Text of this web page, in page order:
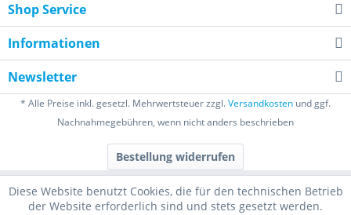
Shop Service
Informationen
Newsletter
* Alle Preise inkl. gesetzl. Mehrwertsteuer zzgl.Versandkosten und ggf.
Nachnahmegebühren, wenn nicht anders beschrieben
Bestellung widerrufen
Diese Website benutzt Cookies, die für den technischen Betrieb
der Website erforderlich sind und stets gesetzt werden.